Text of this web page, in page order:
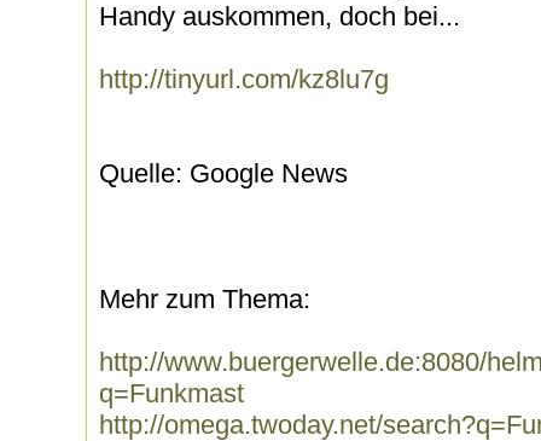
Handy auskommen, doch bei...
http://tinyurl.com/kz8lu7g
Quelle: Google News
Mehr zum Thema:
http://www.buergerwelle.de:8080/
q=Funkmast
http://omega.twoday.net/